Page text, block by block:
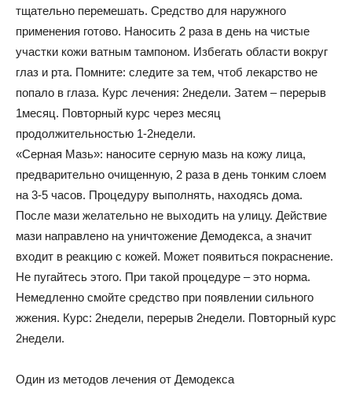
тщательно перемешать. Средство для наружного
применения готово. Наносить 2 раза в день на чистые
участки кожи ватным тампоном. Избегать области вокруг
глаз и рта. Помните: следите за тем, чтоб лекарство не
попало в глаза. Курс лечения: 2недели. Затем – перерыв
1месяц. Повторный курс через месяц
продолжительностью 1-2недели.
«Серная Мазь»: наносите серную мазь на кожу лица,
предварительно очищенную, 2 раза в день тонким слоем
на 3-5 часов. Процедуру выполнять, находясь дома.
После мази желательно не выходить на улицу. Действие
мази направлено на уничтожение Демодекса, а значит
входит в реакцию с кожей. Может появиться покраснение.
Не пугайтесь этого. При такой процедуре – это норма.
Немедленно смойте средство при появлении сильного
жжения. Курс: 2недели, перерыв 2недели. Повторный курс
2недели.
Один из методов лечения от Демодекса